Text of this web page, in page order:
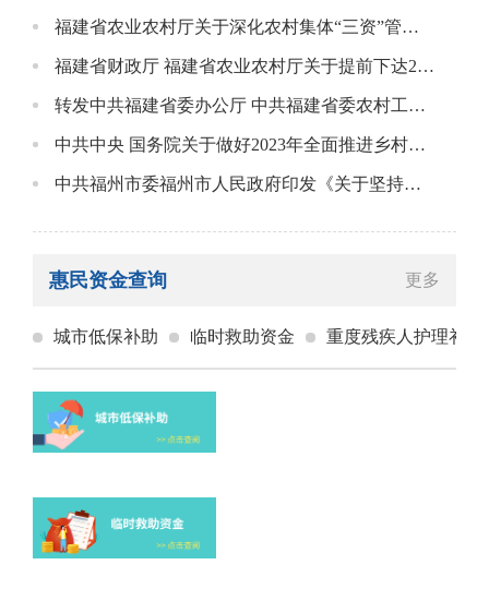
福建省农业农村厅关于深化农村集体“三资”管理突出问题专项整治工作方案
福建省财政厅 福建省农业农村厅关于提前下达2025年度省级财政衔接推进乡村振兴补助资金的通知
转发中共福建省委办公厅 中共福建省委农村工作领导小组办公室 福建省财政厅 福建省医保局 福建省乡村振兴局关于印发《进一步加强社会救助兜底保障若干措施》的通知
中共中央 国务院关于做好2023年全面推进乡村振兴重点工作的意见
中共福州市委福州市人民政府印发《关于坚持党建引领乡村振兴加快推动农业农村现代化的实施意见》
惠民资金查询 更多
城市低保补助 临时救助资金 重度残疾人护理补贴